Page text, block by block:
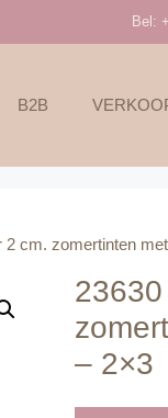
Bel:
B2B
2 cm. zomertinten
– 2×3